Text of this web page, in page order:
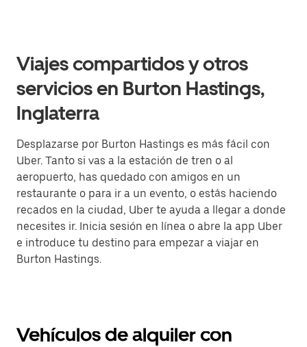
Viajes compartidos y otros
servicios en Burton Hastings,
Inglaterra
Desplazarse por Burton Hastings es más fácil con
Uber. Tanto si vas a la estación de tren o al
aeropuerto, has quedado con amigos en un
restaurante o para ir a un evento, o estás haciendo
recados en la ciudad, Uber te ayuda a llegar a donde
necesites ir. Inicia sesión en línea o abre la app Uber
e introduce tu destino para empezar a viajar en
Burton Hastings.
Vehículos de alquiler con